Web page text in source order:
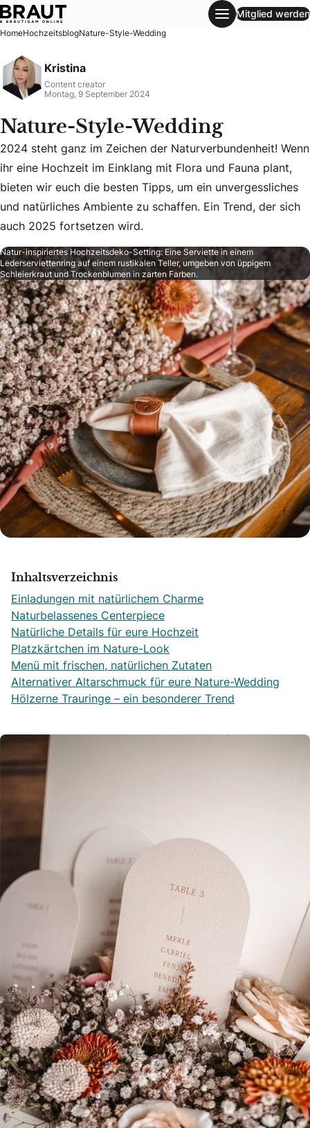
Nature-Style-Wedding
Mitglied werden
HomeHochzeitsblogNature-Style-Wedding
Kristina
Content creator
Montag, 9 September 2024
Nature-Style-Wedding
2024 steht ganz im Zeichen der Naturverbundenheit!
2024 steht ganz im Zeichen der Naturverbundenheit! Wenn
ihr eine Hochzeit im Einklang mit Flora und Fauna plant,
bieten wir euch die besten Tipps, um ein unvergessliches
und natürliches Ambiente zu schaffen. Ein Trend, der sich
auch 2025 fortsetzen wird.
Natur-inspiriertes Hochzeitsdeko-Setting: Eine Serviette in einem
Lederserviettenring auf einem rustikalen Teller, umgeben von üppigem
Schleierkraut und Trockenblumen in zarten Farben.
Inhaltsverzeichnis
Einladungen mit natürlichem Charme
Naturbelassenes Centerpiece
Natürliche Details für eure Hochzeit
Platzkärtchen im Nature-Look
Menü mit frischen, natürlichen Zutaten
Alternativer Altarschmuck für eure Nature-Wedding
Hölzerne Trauringe – ein besonderer Trend